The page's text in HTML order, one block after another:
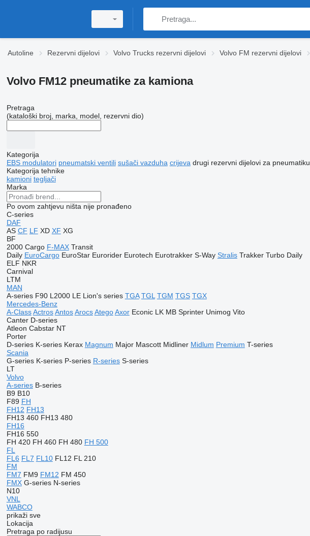
Autoline Rezervni dijelovi Volvo Trucks rezervni dijelovi Volvo FM rezervni dijelovi
Volvo FM12 pneumatikе za kamiona
Pretraga
(kataloški broj, marka, model, rezervni dio)
Kategorija
EBS modulatori pneumatski ventili sušači vazduha crijeva drugi rezervni dijelovi za pneumatiku
Kategorija tehnike
kamioni tegljači
Marka
Po ovom zahtjevu ništa nije pronađeno
C-series
DAF
AS CF LF XD XF XG
BF
2000 Cargo F-MAX Transit
Daily EuroCargo EuroStar Eurorider Eurotech Eurotrakker S-Way Stralis Trakker Turbo Daily
ELF NKR
Carnival
LTM
MAN
A-series F90 L2000 LE Lion's series TGA TGL TGM TGS TGX
Mercedes-Benz
A-Class Actros Antos Arocs Atego Axor Econic LK MB Sprinter Unimog Vito
Canter D-series
Atleon Cabstar NT
Porter
D-series K-series Kerax Magnum Major Mascott Midliner Midlum Premium T-series
Scania
G-series K-series P-series R-series S-series
LT
Volvo
A-series B-series
B9 B10
F89 FH
FH12 FH13
FH13 460 FH13 480
FH16
FH16 550
FH 420 FH 460 FH 480 FH 500
FL
FL6 FL7 FL10 FL12 FL 210
FM
FM7 FM9 FM12 FM 450
FMX G-series N-series
N10
VNL
WABCO
prikaži sve
Lokacija
Pretraga po radijusu